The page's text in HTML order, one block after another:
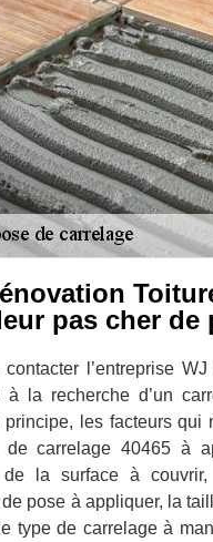
pas cher de
l’entreprise
à la recherche d’un
principe, les facteurs qui
de carrelage 40465 à
de la surface à
pose à appliquer, la
type de carrelage à